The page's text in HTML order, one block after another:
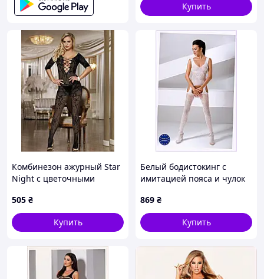
Купить
Комбинезон ажурный Star
Night с цветочными
доступом, черный
505 ₴
Купить
Белый бодистокинг с
имитацией пояса и чулок
869 ₴
Купить